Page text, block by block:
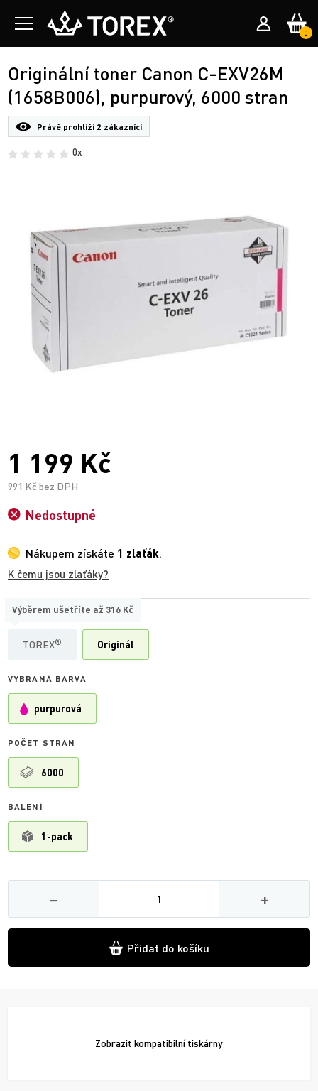
0
Originální toner Canon C-EXV26M
(1658B006), purpurový, 6000 stran
Právě prohlíží 2 zákazníci
0x
1 199 Kč
991 Kč bez DPH
Nedostupné
Nákupem získáte 1 zlaťák.
K čemu jsou zlaťáky?
TYP
TOREX®
Výběrem ušetříte až 316 Kč
Originál
VYBRANÁ BARVA
purpurová
POČET STRAN
6000
BALENÍ
1-pack
−
Množství
+
Přidat do košíku
Zobrazit kompatibilní tiskárny